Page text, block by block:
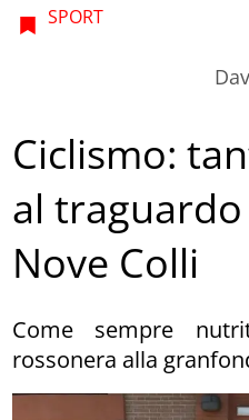
SPORT
Ciclismo:
al
Nove Colli
Come sempre
rossonera alla